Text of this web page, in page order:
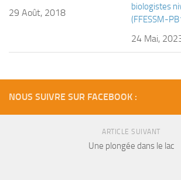
Sorties 2019
Sorties 2018
29 Août, 2018
biologistes
(FFESSM-
24 Mai,
NOUS SUIVRE SUR FACEBOOK :
ARTICLE SUIVANT
Une plongée dans le lac